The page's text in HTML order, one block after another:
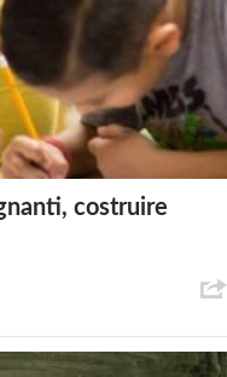
costruire